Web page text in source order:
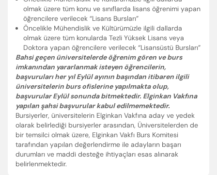
olmak üzere tüm konu ve sınıflarda lisans öğrenimi yapan
öğrencilere verilecek “Lisans Bursları”
Öncelikle Mühendislik ve Kültürümüzle ilgili dallarda
olmak üzere tüm konularda Tezli Yüksek Lisans veya
Doktora yapan öğrencilere verilecek “Lisansüstü Bursları”
Bahsi geçen üniversitelerde öğrenim gören ve burs
imkanından yararlanmak isteyen öğrencilerin,
başvuruları her yıl Eylül ayının başından itibaren ilgili
üniversitelerin burs ofislerine yapılmakta olup,
başvurular Eylül sonunda bitmektedir. Elginkan Vakfına
yapılan şahsi başvurular kabul edilmemektedir.
Bursiyerler, üniversitelerin Elginkan Vakfına aday ve yedek
olarak belirlediği bursiyerler arasından, Üniversitelerden de
bir temsilci olmak üzere, Elginkan Vakfı Burs Komitesi
tarafından yapılan değerlendirme ile adayların başarı
durumları ve maddi desteğe ihtiyaçları esas alınarak
belirlenmektedir.